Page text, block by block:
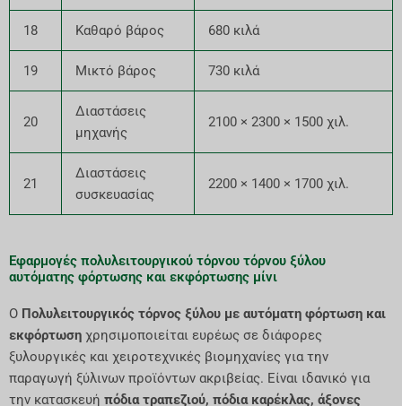
18 Καθαρό βάρος 680 κιλά
19 Μικτό βάρος 730 κιλά
20
Διαστάσεις
μηχανής
2100 × 2300 × 1500 χιλ.
21
Διαστάσεις
συσκευασίας
2200 × 1400 × 1700 χιλ.
Εφαρμογές πολυλειτουργικού τόρνου τόρνου ξύλου
αυτόματης φόρτωσης και εκφόρτωσης μίνι
Ο Πολυλειτουργικός τόρνος ξύλου με αυτόματη φόρτωση και
εκφόρτωση χρησιμοποιείται ευρέως σε διάφορες
ξυλουργικές και χειροτεχνικές βιομηχανίες για την
παραγωγή ξύλινων προϊόντων ακριβείας. Είναι ιδανικό για
την κατασκευή πόδια τραπεζιού, πόδια καρέκλας, άξονες